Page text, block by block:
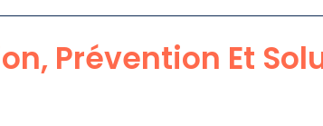
Prévention Et